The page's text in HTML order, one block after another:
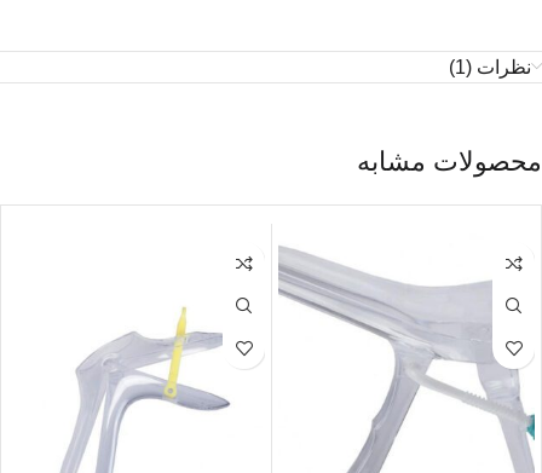
نظرات (1)
محصولات مشابه